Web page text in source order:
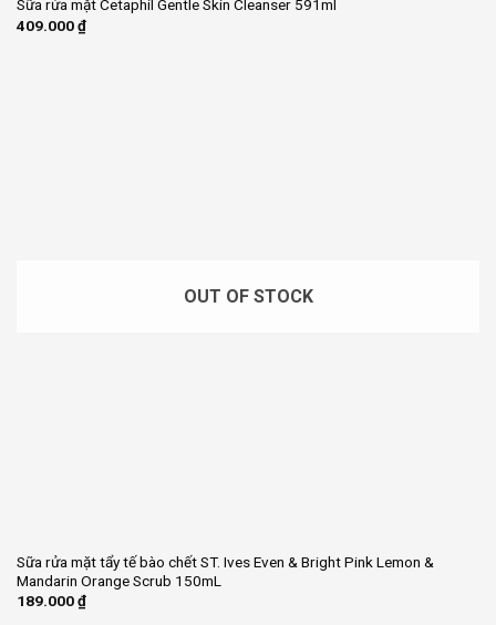
Sữa rửa mặt Cetaphil Gentle Skin Cleanser 591ml
409.000₫
OUT OF STOCK
Sữa rửa mặt tẩy tế bào chết ST. Ives Even & Bright Pink Lemon &
Mandarin Orange Scrub 150mL
189.000₫